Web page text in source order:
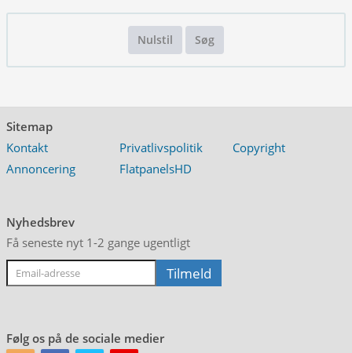
Nulstil Søg
Sitemap
Kontakt
Privatlivspolitik
Copyright
Annoncering
FlatpanelsHD
Nyhedsbrev
Få seneste nyt 1-2 gange ugentligt
Følg os på de sociale medier